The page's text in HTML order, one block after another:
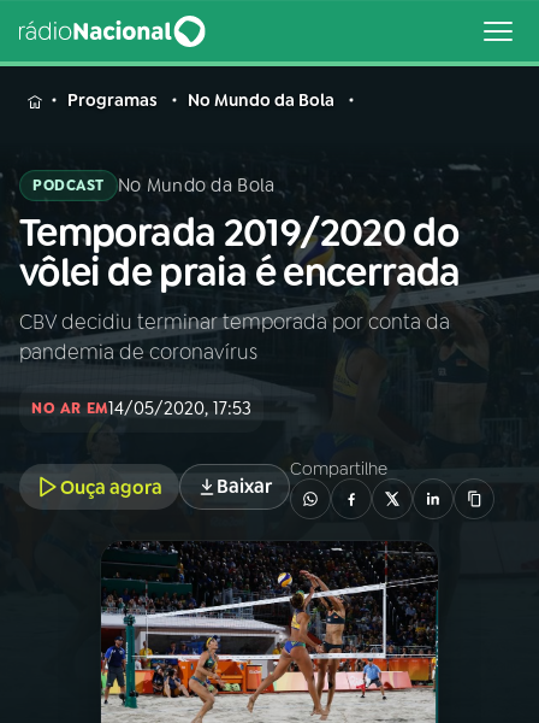
MENU
Buscar
na
Rádio
Nacional
Buscar
AO VIVO
01INÍCIO
PROGRAMAÇÃO
PROGRAMAS
Programas No Mundo da Bola
PODCAST No Mundo da Bola
Temporada 2019/2020 do
vôlei de praia é encerrada
CBV decidiu terminar temporada por conta da
pandemia de coronavírus
NO AR EM14/05/2020, 17:53
Ouça agora Baixar
Compartilhe